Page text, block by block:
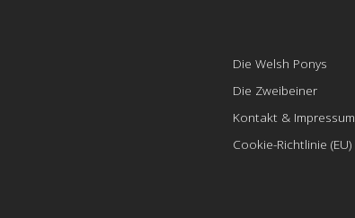
Die Welsh Ponys
Die Zweibeiner
Kontakt & Impressum
Cookie-Richtlinie (EU)